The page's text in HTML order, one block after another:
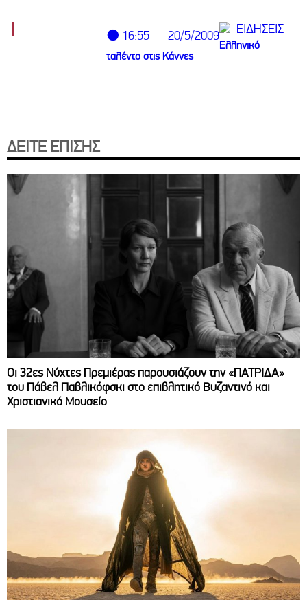
ΕΙΔΗΣΕΙΣ
⚫ 16:55 — 20/5/2009
Ελληνικό
ταλέντο στις Κάννες
ΔΕΙΤΕ ΕΠΙΣΗΣ
Οι 32ες Νύχτες Πρεμιέρας παρουσιάζουν την «ΠΑΤΡΙΔΑ»
του Πάβελ Παβλικόφσκι στο επιβλητικό Βυζαντινό και
Χριστιανικό Μουσείο